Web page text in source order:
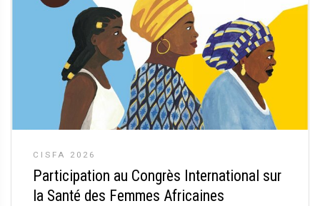
CISFA 2026
Participation au Congrès International sur
la Santé des Femmes Africaines